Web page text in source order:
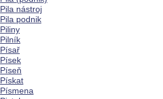
Pila nástroj
Pila podnik
Piliny
Pilník
Písař
Písek
Píseň
Pískat
Písmena